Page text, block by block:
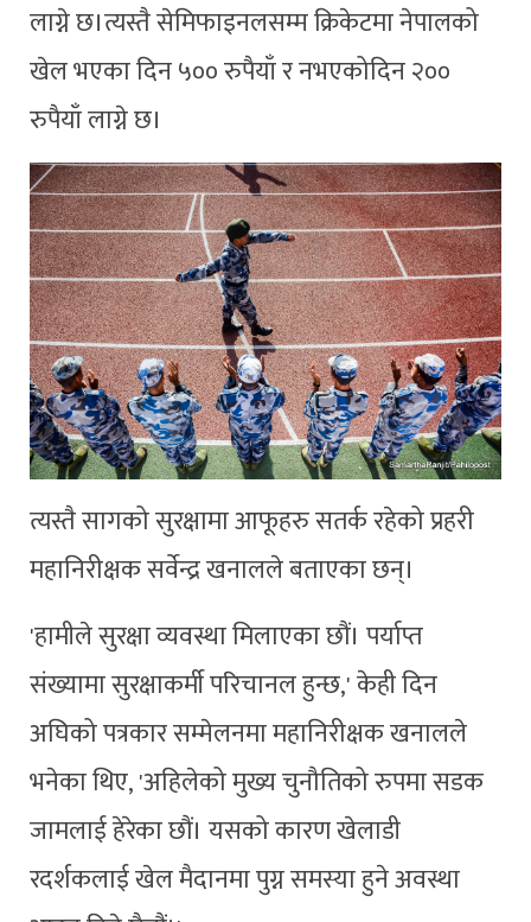
लाग्ने छ।त्यस्तै सेमिफाइनलसम्म क्रिकेटमा नेपालको
खेल भएका दिन ५०० रुपैयाँ र नभएकोदिन २००
रुपैयाँ लाग्ने छ।
त्यस्तै सागको सुरक्षामा आफूहरु सतर्क रहेको प्रहरी
महानिरीक्षक सर्वेन्द्र खनालले बताएका छन्।
'हामीले सुरक्षा व्यवस्था मिलाएका छौं। पर्याप्त
संख्यामा सुरक्षाकर्मी परिचानल हुन्छ,' केही दिन
अघिको पत्रकार सम्मेलनमा महानिरीक्षक खनालले
भनेका थिए, 'अहिलेको मुख्य चुनौतिको रुपमा सडक
जामलाई हेरेका छौं। यसको कारण खेलाडी
रदर्शकलाई खेल मैदानमा पुग्न समस्या हुने अवस्था